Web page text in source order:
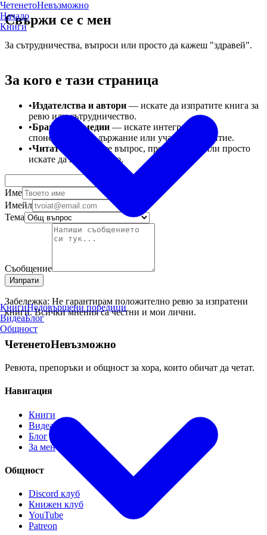
ЧетенетоНевъзможно
Начало
Книги
КнигиНедовършени поредици
ВидеаБлог
Общност
Свържи се с мен
За сътрудничества, въпроси или просто да кажеш "здравей".
За кого е тази страница
•Издателства и автори — искате да изпратите книга за
ревю или сътрудничество.
•Брандове и медии — искате интеграция,
спонсорирано съдържание или участие в събитие.
•Читатели
— имате въпрос, предложение или просто
искате да кажете нещо.
Име
Имейл
Тема
Съобщение
Изпрати
Забележка: Не гарантирам положително ревю за изпратени
книги. Всички мнения са честни и мои лични.
ЧетенетоНевъзможно
Ревюта, препоръки и общност за хора, които обичат да четат.
Навигация
Книги
Видеа
Блог
За мен
Общност
Discord клуб
Книжен клуб
YouTube
Patreon